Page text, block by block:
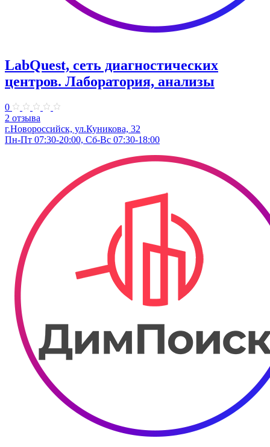
LabQuest, сеть диагностических
центров. Лаборатория, анализы
0
2 отзыва
г.Новороссийск, ул.Куникова, 32
Пн-Пт 07:30-20:00, Сб-Вс 07:30-18:00